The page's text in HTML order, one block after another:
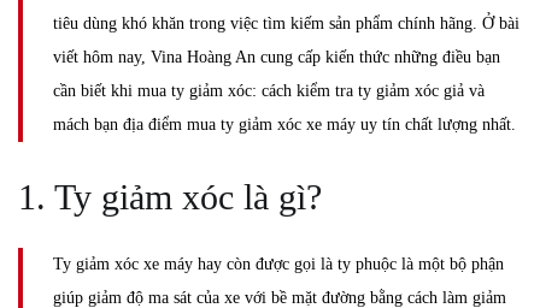
tiêu dùng khó khăn trong việc tìm kiếm sản phẩm chính hãng. Ở bài
viết hôm nay, Vina Hoàng An cung cấp kiến thức những điều bạn
cần biết khi mua ty giảm xóc: cách kiểm tra ty giảm xóc giả và
mách bạn địa điểm mua ty giảm xóc xe máy uy tín chất lượng nhất.
1. Ty giảm xóc là gì?
Ty giảm xóc xe máy hay còn được gọi là ty phuộc là một bộ phận
giúp giảm độ ma sát của xe với bề mặt đường bằng cách làm giảm